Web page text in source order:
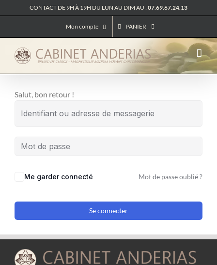
au
CONTACT DE 9H À 19H DU LUN AU DIM AU :07.69.67.24.13
Mon compte PANIER
Salut, bon retour !
Me garder connecté Mot de passe oublié ?
Se connecter